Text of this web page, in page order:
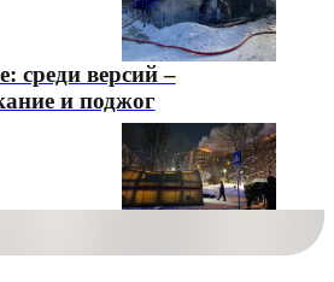
среди версий –
и поджог